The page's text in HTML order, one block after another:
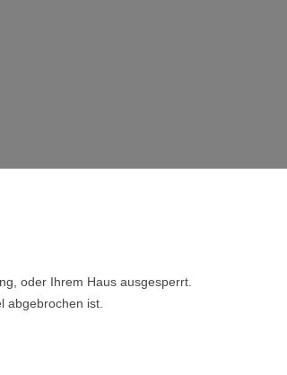
oder Ihrem Haus ausgesperrt.
abgebrochen ist.